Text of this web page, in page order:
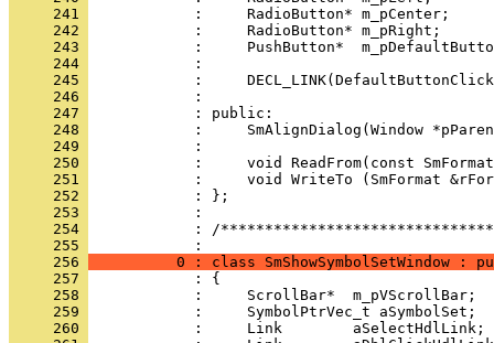
     241
     242
     243
     244
     245
     246
     247
     248
     249
     250
     251
     252
     253
     254
: /
     255
     256
0 : class SmShowSymbolSetWindow :
     257
     258
     259
     260